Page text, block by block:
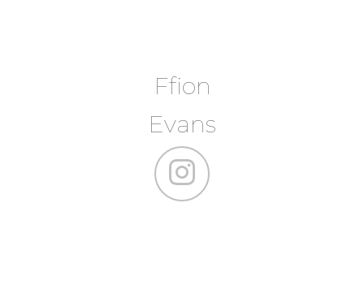
Ffion
Evans